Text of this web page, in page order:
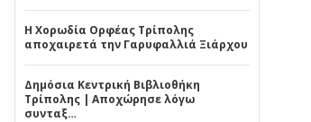
Η Χορωδία Ορφέας Τρίπολης
αποχαιρετά την Γαρυφαλλιά Ξιάρχου
Δημόσια Κεντρική Βιβλιοθήκη
Τρίπολης | Αποχώρησε λόγω
συνταξ…